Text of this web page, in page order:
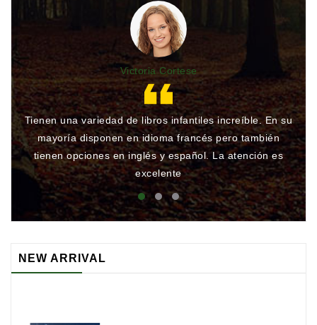
Victoria Cortese
Tienen una variedad de libros infantiles increíble. En su
mayoría disponen en idioma francés pero también
tienen opciones en inglés y español. La atención es
excelente
NEW ARRIVAL